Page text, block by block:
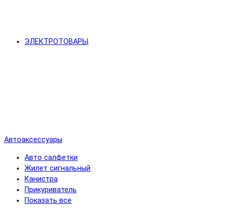
ЭЛЕКТРОТОВАРЫ
Автоаксессуары
Авто салфетки
Жилет сигнальный
Канистра
Прикуриватель
Показать все